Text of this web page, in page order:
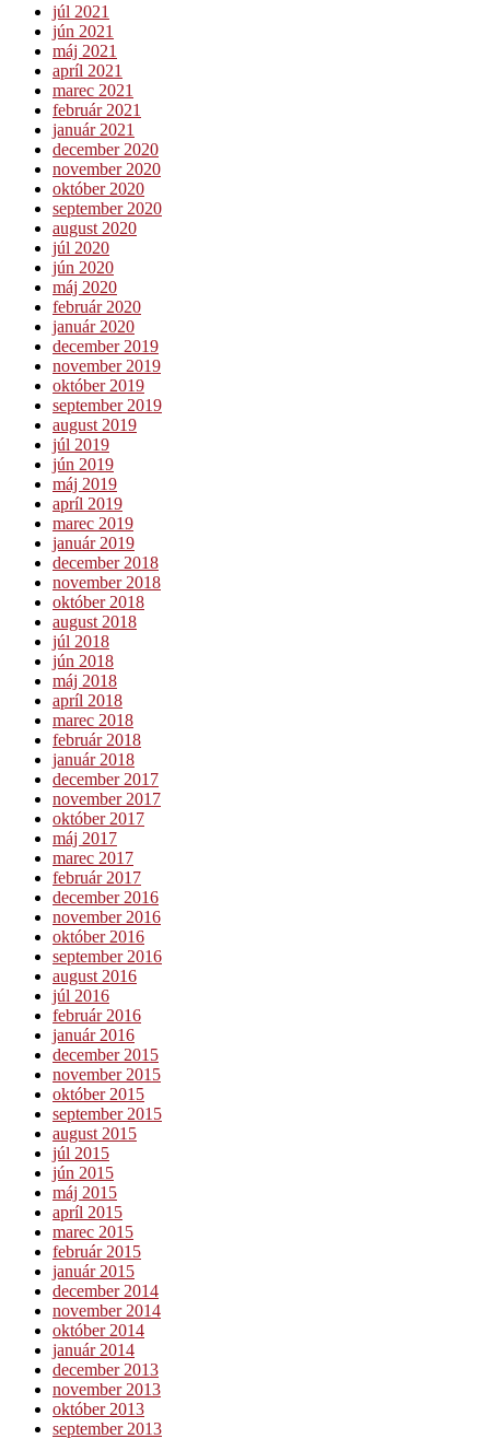
júl 2021
jún 2021
máj 2021
apríl 2021
marec 2021
február 2021
január 2021
december 2020
november 2020
október 2020
september 2020
august 2020
júl 2020
jún 2020
máj 2020
február 2020
január 2020
december 2019
november 2019
október 2019
september 2019
august 2019
júl 2019
jún 2019
máj 2019
apríl 2019
marec 2019
január 2019
december 2018
november 2018
október 2018
august 2018
júl 2018
jún 2018
máj 2018
apríl 2018
marec 2018
február 2018
január 2018
december 2017
november 2017
október 2017
máj 2017
marec 2017
február 2017
december 2016
november 2016
október 2016
september 2016
august 2016
júl 2016
február 2016
január 2016
december 2015
november 2015
október 2015
september 2015
august 2015
júl 2015
jún 2015
máj 2015
apríl 2015
marec 2015
február 2015
január 2015
december 2014
november 2014
október 2014
január 2014
december 2013
november 2013
október 2013
september 2013